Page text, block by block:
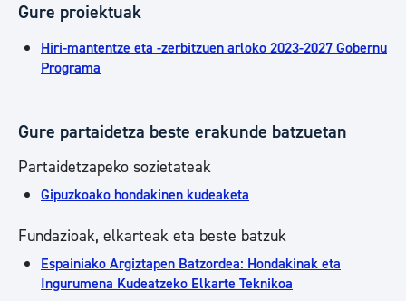
Gure proiektuak
Hiri-mantentze eta -zerbitzuen arloko 2023-2027 Gobernu
Programa
Gure partaidetza beste erakunde batzuetan
Partaidetzapeko sozietateak
Gipuzkoako hondakinen kudeaketa
Fundazioak, elkarteak eta beste batzuk
Espainiako Argiztapen Batzordea: Hondakinak eta
Ingurumena Kudeatzeko Elkarte Teknikoa